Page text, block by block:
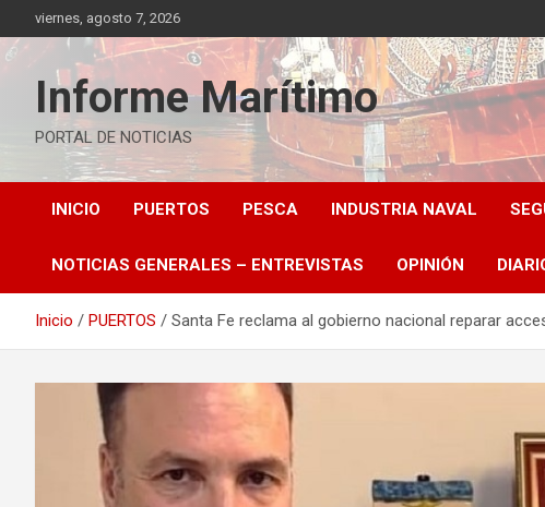
al
contenido
viernes, agosto 7, 2026
Informe Marítimo
PORTAL DE NOTICIAS
INICIO PUERTOS PESCA INDUSTRIA NAVAL
NOTICIAS GENERALES – ENTREVISTAS OPINIÓN
Inicio PUERTOS Santa Fe reclama al gobierno nacional reparar